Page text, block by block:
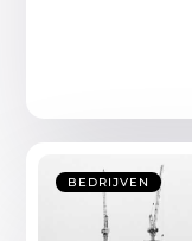
BEDRIJVEN